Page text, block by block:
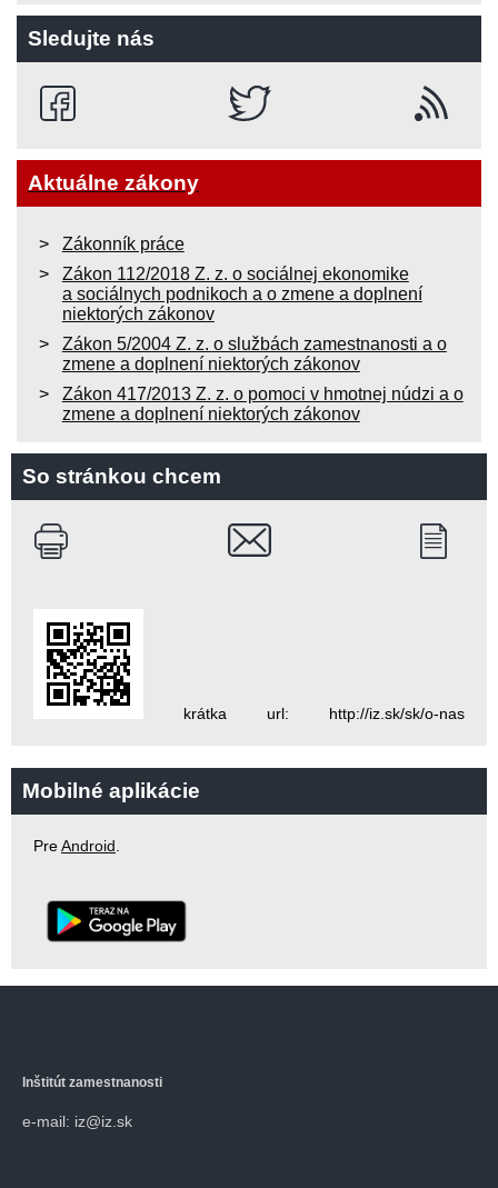
Sledujte nás
Aktuálne zákony
Zákonník práce
Zákon 112/2018 Z. z. o sociálnej ekonomike
a sociálnych podnikoch a o zmene a doplnení
niektorých zákonov
Zákon 5/2004 Z. z. o službách zamestnanosti a o
zmene a doplnení niektorých zákonov
Zákon 417/2013 Z. z. o pomoci v hmotnej núdzi a o
zmene a doplnení niektorých zákonov
So stránkou chcem
krátka url: http://iz.sk/sk/o-nas
Mobilné aplikácie
PreAndroid
Inštitút zamestnanosti
e-mail: iz@iz.sk